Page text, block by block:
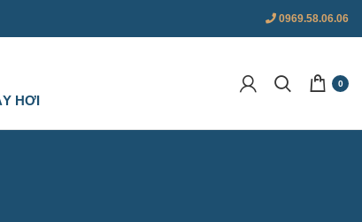
0969.58.06.06
HƠI
0